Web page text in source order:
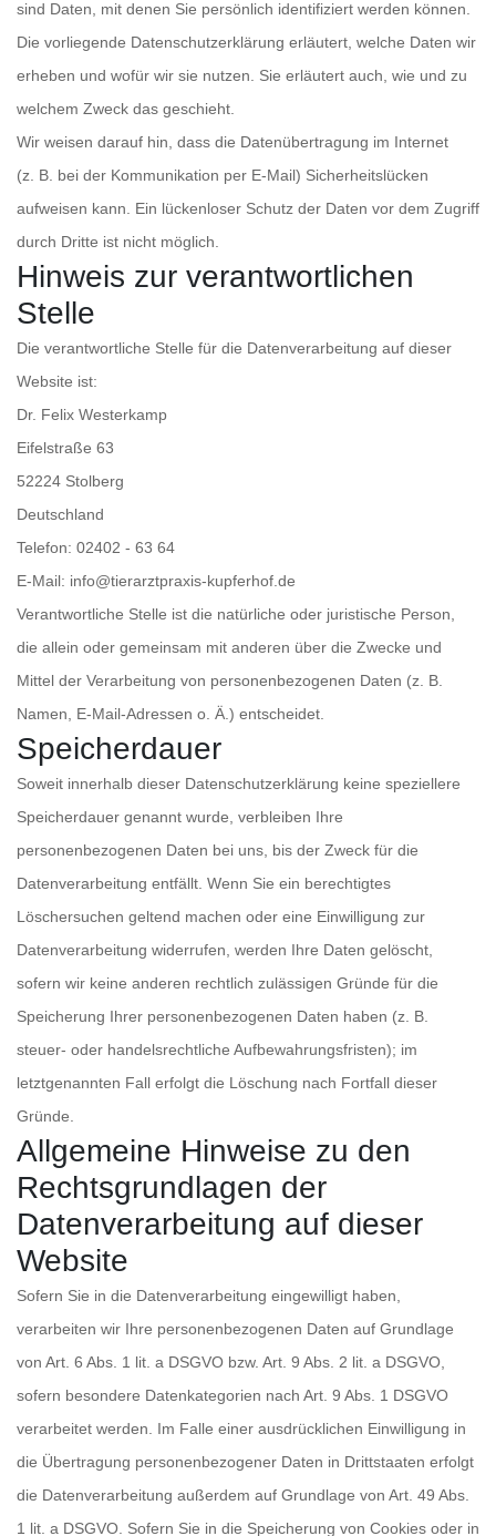
sind Daten, mit denen Sie persönlich identifiziert werden können.
Die vorliegende Datenschutzerklärung erläutert, welche Daten wir
erheben und wofür wir sie nutzen. Sie erläutert auch, wie und zu
welchem Zweck das geschieht.
Wir weisen darauf hin, dass die Datenübertragung im Internet
(z. B. bei der Kommunikation per E-Mail) Sicherheitslücken
aufweisen kann. Ein lückenloser Schutz der Daten vor dem Zugriff
durch Dritte ist nicht möglich.
Hinweis zur verantwortlichen
Stelle
Die verantwortliche Stelle für die Datenverarbeitung auf dieser
Website ist:
Dr. Felix Westerkamp
Eifelstraße 63
52224 Stolberg
Deutschland
Telefon: 02402 - 63 64
E-Mail: info@tierarztpraxis-kupferhof.de
Verantwortliche Stelle ist die natürliche oder juristische Person,
die allein oder gemeinsam mit anderen über die Zwecke und
Mittel der Verarbeitung von personenbezogenen Daten (z. B.
Namen, E-Mail-Adressen o. Ä.) entscheidet.
Speicherdauer
Soweit innerhalb dieser Datenschutzerklärung keine speziellere
Speicherdauer genannt wurde, verbleiben Ihre
personenbezogenen Daten bei uns, bis der Zweck für die
Datenverarbeitung entfällt. Wenn Sie ein berechtigtes
Löschersuchen geltend machen oder eine Einwilligung zur
Datenverarbeitung widerrufen, werden Ihre Daten gelöscht,
sofern wir keine anderen rechtlich zulässigen Gründe für die
Speicherung Ihrer personenbezogenen Daten haben (z. B.
steuer- oder handelsrechtliche Aufbewahrungsfristen); im
letztgenannten Fall erfolgt die Löschung nach Fortfall dieser
Gründe.
Allgemeine Hinweise zu den
Rechtsgrundlagen der
Datenverarbeitung auf dieser
Website
Sofern Sie in die Datenverarbeitung eingewilligt haben,
verarbeiten wir Ihre personenbezogenen Daten auf Grundlage
von Art. 6 Abs. 1 lit. a DSGVO bzw. Art. 9 Abs. 2 lit. a DSGVO,
sofern besondere Datenkategorien nach Art. 9 Abs. 1 DSGVO
verarbeitet werden. Im Falle einer ausdrücklichen Einwilligung in
die Übertragung personenbezogener Daten in Drittstaaten erfolgt
die Datenverarbeitung außerdem auf Grundlage von Art. 49 Abs.
1 lit. a DSGVO. Sofern Sie in die Speicherung von Cookies oder in